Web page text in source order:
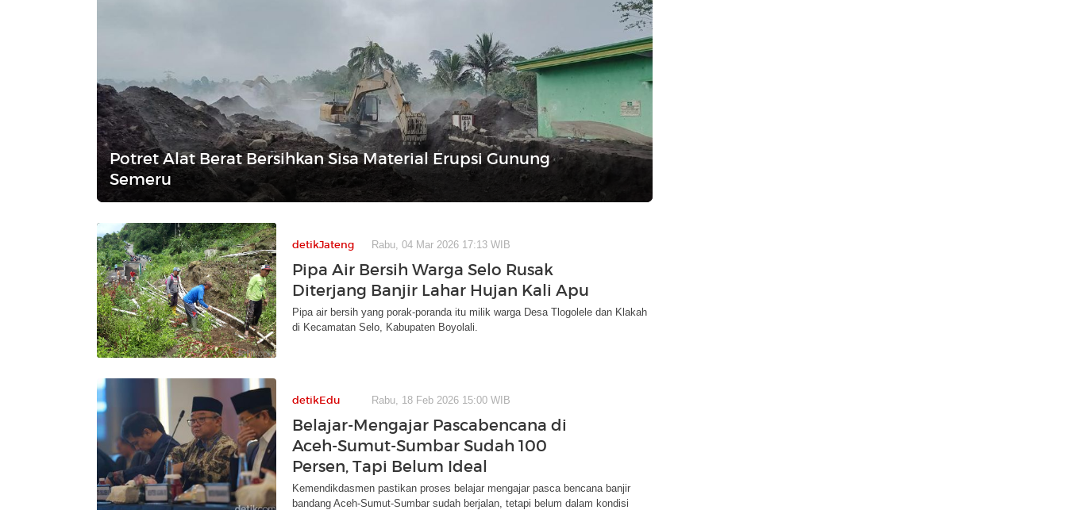
Potret Alat Berat Bersihkan Sisa Material Erupsi Gunung
Semeru
detikJateng Rabu, 04 Mar 2026 17:13 WIB
Pipa Air Bersih Warga Selo Rusak
Diterjang Banjir Lahar Hujan Kali Apu
Pipa air bersih yang porak-poranda itu milik warga Desa Tlogolele dan Klakah
di Kecamatan Selo, Kabupaten Boyolali.
detikEdu Rabu, 18 Feb 2026 15:00 WIB
Belajar-Mengajar Pascabencana di
Aceh-Sumut-Sumbar Sudah 100
Persen, Tapi Belum Ideal
Kemendikdasmen pastikan proses belajar mengajar pasca bencana banjir
bandang Aceh-Sumut-Sumbar sudah berjalan, tetapi belum dalam kondisi